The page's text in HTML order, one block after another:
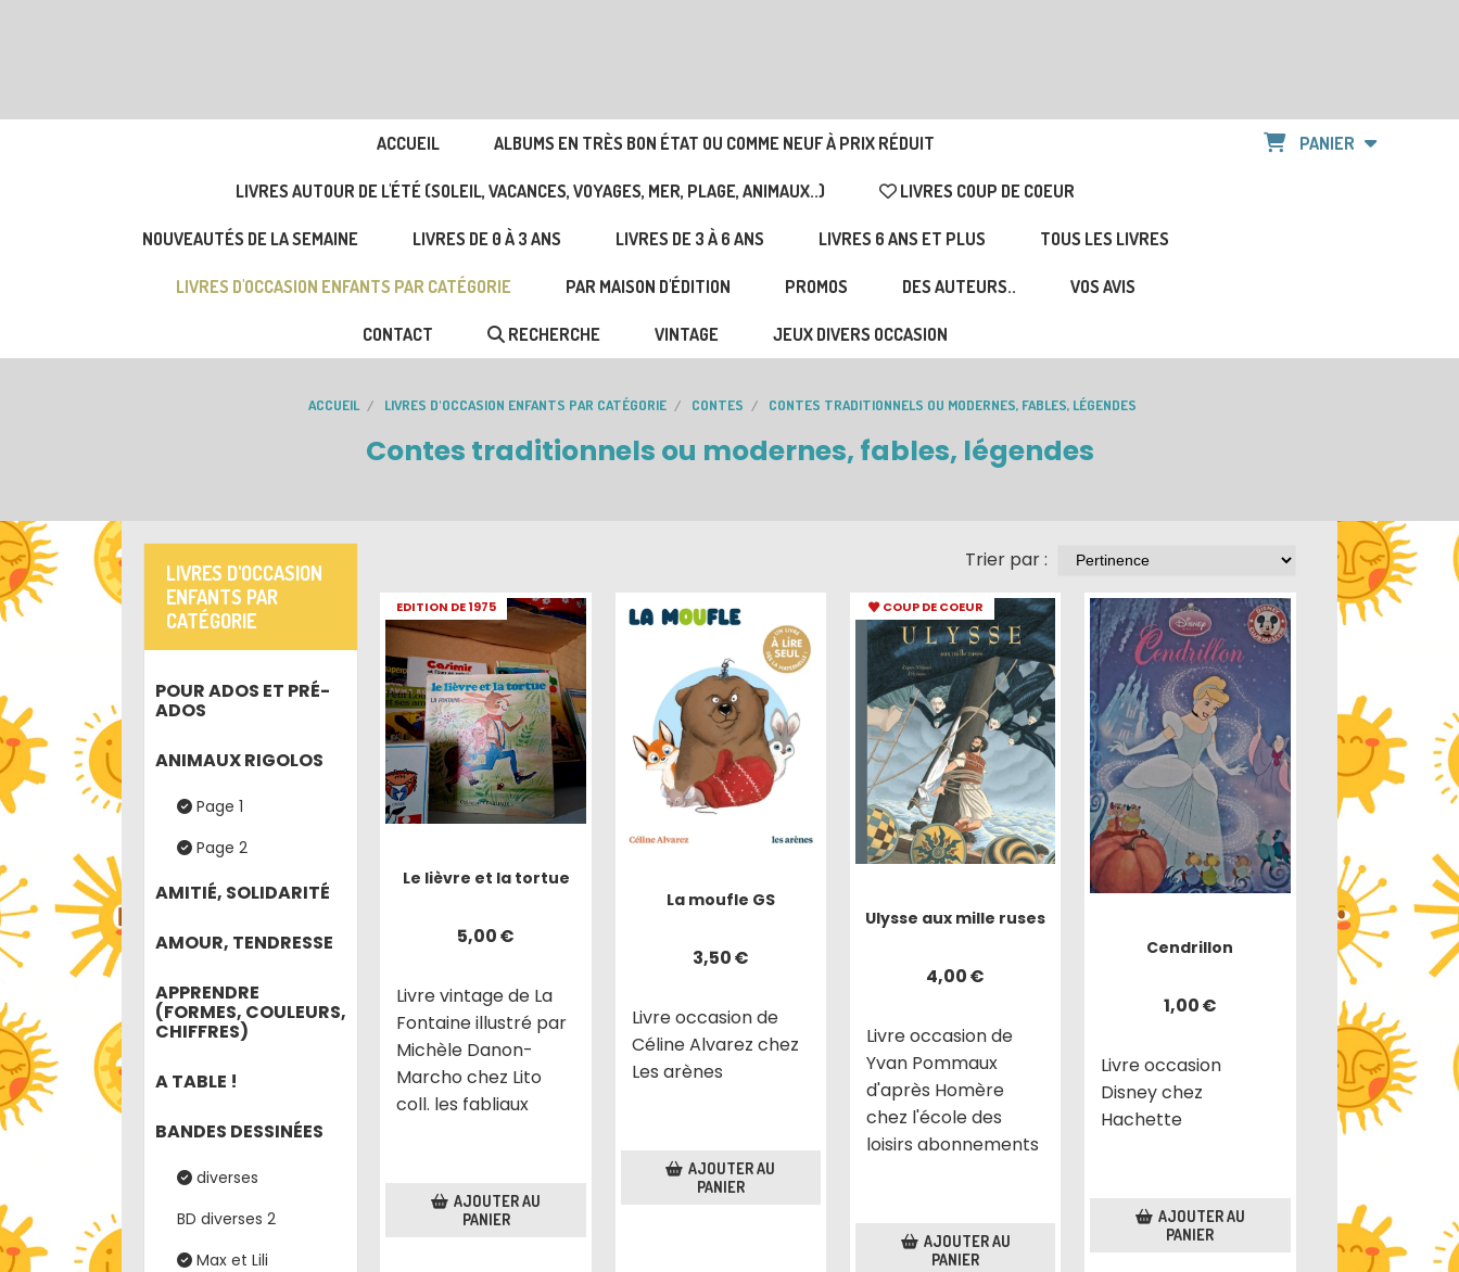
ACCUEIL ALBUMS EN TRÈS BON ÉTAT OU COMME NEUF À PRIX RÉDUIT
LIVRES AUTOUR DE L'ÉTÉ (SOLEIL, VACANCES, VOYAGES, MER, PLAGE, ANIMAUX..) LIVRES COUP DE COEUR
NOUVEAUTÉS DE LA SEMAINE LIVRES DE 0 À 3 ANS LIVRES DE 3 À 6 ANS LIVRES 6 ANS ET PLUS TOUS LES LIVRES
LIVRES D'OCCASION ENFANTS PAR CATÉGORIE PAR MAISON D'ÉDITION PROMOS DES AUTEURS.. VOS AVIS
CONTACT RECHERCHE VINTAGE JEUX DIVERS OCCASION
PANIER
LIVRES D'OCCASION
ENFANTS PAR
CATÉGORIE
POUR ADOS ET PRÉ-
ADOS
ANIMAUX RIGOLOS
Page 1
Page 2
AMITIÉ, SOLIDARITÉ
AMOUR, TENDRESSE
APPRENDRE
(FORMES, COULEURS,
CHIFFRES)
A TABLE !
BANDES DESSINÉES
diverses
BD diverses 2
Max et Lili
ACCUEIL LIVRES D'OCCASION ENFANTS PAR CATÉGORIE CONTES CONTES TRADITIONNELS OU MODERNES, FABLES, LÉGENDES
Contes traditionnels ou modernes, fables, légendes
Trier par :
EDITION DE 1975
Le lièvre et la tortue
5,00€
Livre vintage de La
Fontaine illustré par
Michèle Danon-
Marcho chez Lito
coll. les fabliaux
AJOUTER AU
PANIER
La moufle GS
3,50€
Livre occasion de
Céline Alvarez chez
Les arènes
AJOUTER AU
PANIER
COUP DE COEUR
Ulysse aux mille ruses
4,00€
Livre occasion de
Yvan Pommaux
d'après Homère
chez l'école des
loisirs abonnements
AJOUTER AU
PANIER
Cendrillon
1,00€
Livre occasion
Disney chez
Hachette
AJOUTER AU
PANIER